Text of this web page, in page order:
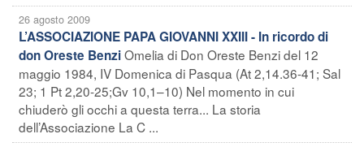
26 agosto 2009
L’ASSOCIAZIONE PAPA GIOVANNI XXIII - In ricordo di
don Oreste BenziOmelia di Don Oreste Benzi del 12
maggio 1984, IV Domenica di Pasqua (At 2,14.36-41; Sal
23; 1 Pt 2,20-25;Gv 10,1–10) Nel momento in cui
chiuderò gli occhi a questa terra... La storia
dell’Associazione La C ...